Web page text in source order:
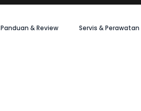
Panduan & Review Servis & Perawatan